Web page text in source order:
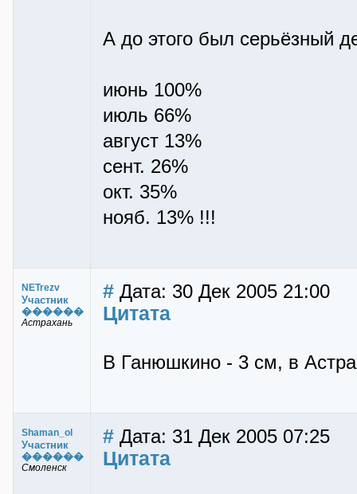
А до этого был серьёзный
июнь 100%
июль 66%
август 13%
сент. 26%
окт. 35%
нояб. 13% !!!
NETrezv
Участник
������
Астрахань
# Дата: 30 Дек 2005 21:00
Цитата
В Ганюшкино - 3 см, в
Shaman_ol
Участник
������
Смоленск
# Дата: 31 Дек 2005 07:25
Цитата